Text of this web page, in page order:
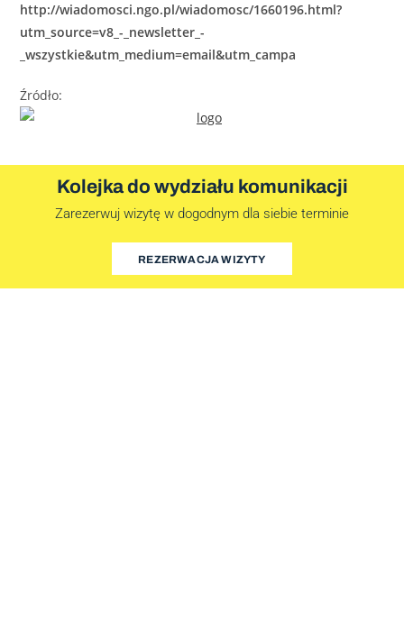
http://wiadomosci.ngo.pl/wiadomosc/1660196.html?
utm_source=v8_-_newsletter_-
_wszystkie&utm_medium=email&utm_campa
Źródło:
Kolejka do wydziału komunikacji
Zarezerwuj wizytę w dogodnym dla siebie terminie
REZERWACJA WIZYTY